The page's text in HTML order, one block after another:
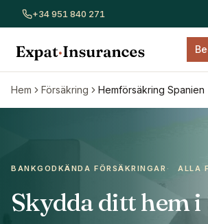
+34 951 840 271
På denna sida
Jämför hemförsäkringsnivåer i
Dokument och krav
Fastighetstyper och ägande
Varför välja oss
Hem Försäkring Hemförsäkring Spanien
BANKGODKÄNDA FÖRSÄKRINGAR · ALLA
Skydda ditt hem i